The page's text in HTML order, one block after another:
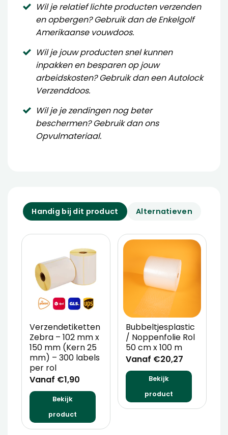
Wil je relatief lichte producten verzenden
en opbergen? Gebruik dan deEnkelgolf
Amerikaanse vouwdoos.
Wil je jouw producten snel kunnen
inpakken en besparen op jouw
arbeidskosten? Gebruik dan eenAutolock
Verzenddoos.
Wil je je zendingen nog beter
beschermen? Gebruik dan ons
Opvulmateriaal.
Handig bij dit product Alternatieven
Verzendetiketten
Zebra – 102 mm x
150 mm (Kern 25
mm) – 300 labels
per rol
Vanaf €1,90
Bekijk
product
Bubbeltjesplastic
/ Noppenfolie Rol
50 cm x 100 m
Vanaf €20,27
Bekijk
product